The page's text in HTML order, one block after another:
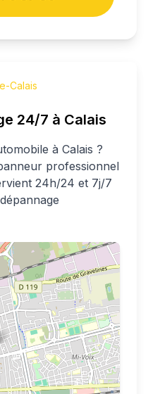
Calais
24/7 à Calais
à Calais ?
professionnel
24h/24 et 7j/7